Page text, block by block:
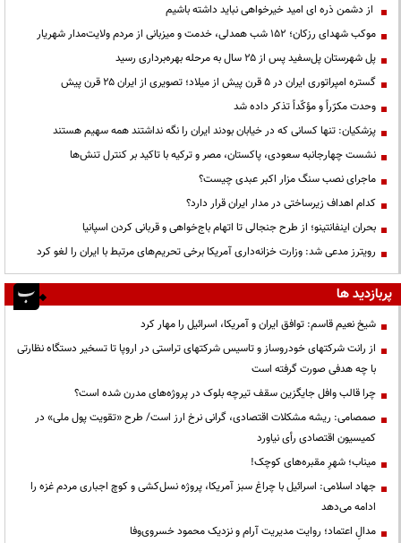
از دشمن ذره ای امید خیرخواهی نباید داشته باشیم
موکب شهدای رزکان؛ ۱۵۲ شب همدلی، خدمت و میزبانی از مردم ولایت‌مدار شهریار
پل شهرستان پل‌سفید پس از ۲۵ سال به مرحله بهره‌برداری رسید
گستره امپراتوری ایران در ۵ قرن پیش از میلاد؛ تصویری از ایران ۲۵ قرن پیش
وحدت مکرّراً و مؤکّداً تذکر داده شد
پزشکیان: تنها کسانی که در خیابان بودند ایران را نگه نداشتند همه سهیم هستند
نشست چهارجانبه سعودی، پاکستان، مصر و ترکیه با تاکید بر کنترل تنش‌ها
ماجرای نصب سنگ مزار اکبر عبدی چیست؟
کدام اهداف زیرساختی در مدار ایران قرار دارد؟
بحران اینفانتینو؛ از طرح جنجالی تا اتهام باج‌خواهی و قربانی کردن اسپانیا
رویترز مدعی شد: وزارت خزانه‌داری آمریکا برخی تحریم‌های مرتبط با ایران را لغو کرد
پربازدید ها
شیخ نعیم قاسم: توافق ایران و آمریکا، اسرائیل را مهار کرد
از رانت‌ شرکتهای خودروساز و تاسیس شرکتهای تراستی در اروپا تا تسخیر دستگاه نظارتی
با چه هدفی صورت گرفته است
چرا قالب وافل جایگزین سقف تیرچه بلوک در پروژه‌های مدرن شده است؟
صمصامی: ریشه مشکلات اقتصادی، گرانی نرخ ارز است/ طرح «تقویت پول ملی» در
کمیسیون اقتصادی رأی نیاورد
میناب؛ شهرِ مقبره‌های کوچک!
جهاد اسلامی: اسرائیل با چراغ سبز آمریکا، پروژه نسل‌کشی و کوچ اجباری مردم غزه را
ادامه می‌دهد
مدالِ اعتماد؛ روایت مدیریت آرام و نزدیک محمود خسروی‌وفا